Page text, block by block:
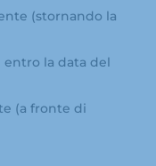
(stornando la
la data del
(a fronte di